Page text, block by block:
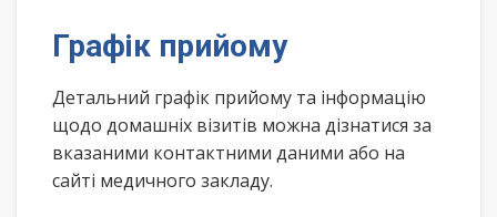
Графік прийому
Детальний графік прийому та інформацію
щодо домашніх візитів можна дізнатися за
вказаними контактними даними або на
сайті медичного закладу.